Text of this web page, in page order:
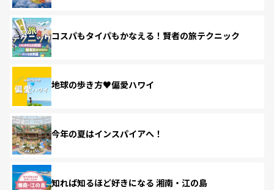
コスパもタイパもかなえる！賢者の旅テクニック
地球の歩き方♥偏愛ハワイ
今年の夏はインスパイアへ！
知れば知るほど好きになる 湘南・江の島